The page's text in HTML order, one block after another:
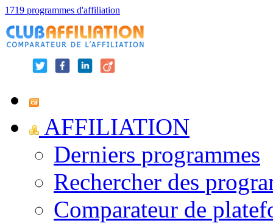
1719 programmes d'affiliation
AFFILIATION
Derniers programmes
Rechercher des
Comparateur de